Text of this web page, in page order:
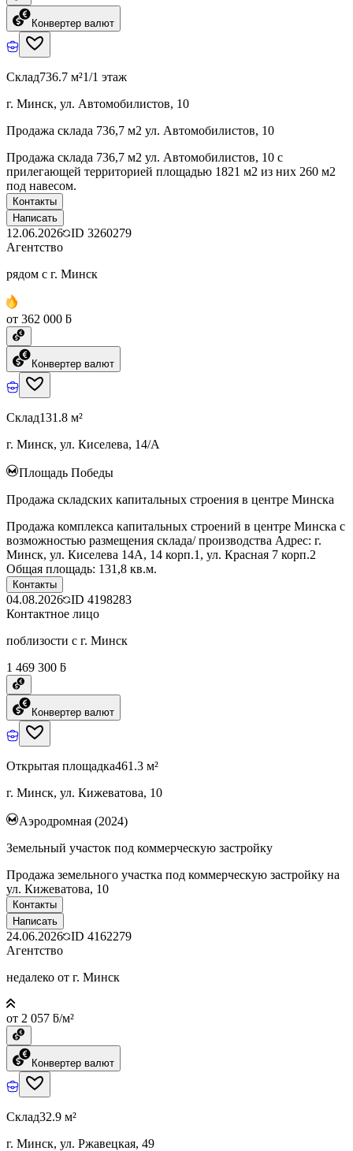
Конвертер валют
Склад736.7 м²1/1 этаж
г. Минск, ул. Автомобилистов, 10
Продажа склада 736,7 м2 ул. Автомобилистов, 10
Продажа склада 736,7 м2 ул. Автомобилистов, 10 с
прилегающей территорией площадью 1821 м2 из них 260 м2
под навесом.
Контакты
Написать
12.06.2026 ID 3260279
Агентство
рядом с г. Минск
от 362 000 ƃ
Конвертер валют
Склад131.8 м²
г. Минск, ул. Киселева, 14/А
Площадь Победы
Продажа складских капитальных строения в центре Минска
Продажа комплекса капитальных строений в центре Минска с
возможностью размещения склада/ производства Адрес: г.
Минск, ул. Киселева 14А, 14 корп.1, ул. Красная 7 корп.2
Общая площадь: 131,8 кв.м.
Контакты
04.08.2026 ID 4198283
Контактное лицо
поблизости с г. Минск
1 469 300 ƃ
Конвертер валют
Открытая площадка461.3 м²
г. Минск, ул. Кижеватова, 10
Аэродромная (2024)
Земельный участок под коммерческую застройку
Продажа земельного участка под коммерческую застройку на
ул. Кижеватова, 10
Контакты
Написать
24.06.2026 ID 4162279
Агентство
недалеко от г. Минск
от 2 057 ƃ/м²
Конвертер валют
Склад32.9 м²
г. Минск, ул. Ржавецкая, 49